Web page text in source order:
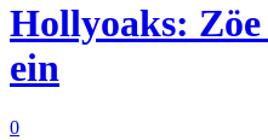
Hollyoaks:
ein
0